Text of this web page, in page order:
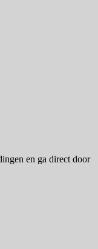
en ga direct door